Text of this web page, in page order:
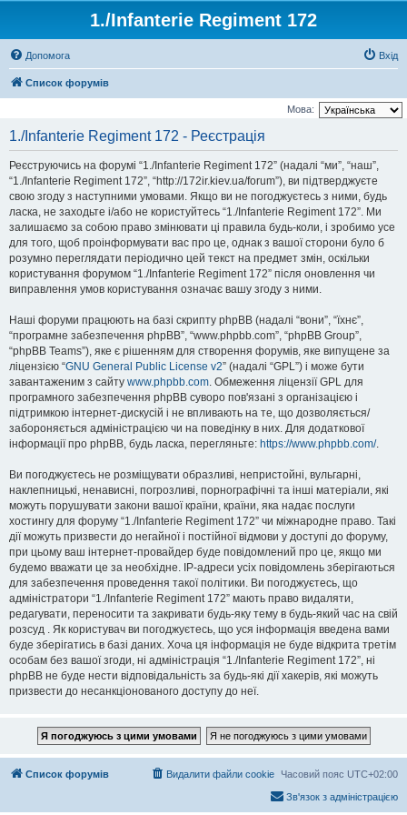
1./Infanterie Regiment 172
Допомога Вхід
Список форумів
Мова:
1./Infanterie Regiment 172 - Реєстрація
Реєструючись на форумі “1./Infanterie Regiment 172” (надалі “ми”, “наш”,
“1./Infanterie Regiment 172”, “http://172ir.kiev.ua/forum”), ви підтверджуєте
свою згоду з наступними умовами. Якщо ви не погоджуєтесь з ними, будь
ласка, не заходьте і/або не користуйтесь “1./Infanterie Regiment 172”. Ми
залишаємо за собою право змінювати ці правила будь-коли, і зробимо усе
для того, щоб проінформувати вас про це, однак з вашої сторони було б
розумно переглядати періодично цей текст на предмет змін, оскільки
користування форумом “1./Infanterie Regiment 172” після оновлення чи
виправлення умов користування означає вашу згоду з ними.
Наші форуми працюють на базі скрипту phpBB (надалі “вони”, “їхнє”,
“програмне забезпечення phpBB”, “www.phpbb.com”, “phpBB Group”,
“phpBB Teams”), яке є рішенням для створення форумів, яке випущене за
ліцензією “GNU General Public License v2” (надалі “GPL”) і може бути
завантаженим з сайту www.phpbb.com. Обмеження ліцензії GPL для
програмного забезпечення phpBB суворо пов'язані з організацією і
підтримкою інтернет-дискусій і не впливають на те, що дозволяється/
забороняється адміністрацією чи на поведінку в них. Для додаткової
інформації про phpBB, будь ласка, перегляньте: https://www.phpbb.com/.
Ви погоджуєтесь не розміщувати образливі, непристойні, вульгарні,
наклепницькі, ненависні, погрозливі, порнографічні та інші матеріали, які
можуть порушувати закони вашої країни, країни, яка надає послуги
хостингу для форуму “1./Infanterie Regiment 172” чи міжнародне право. Такі
дії можуть призвести до негайної і постійної відмови у доступі до форуму,
при цьому ваш інтернет-провайдер буде повідомлений про це, якщо ми
будемо вважати це за необхідне. IP-адреси усіх повідомлень зберігаються
для забезпечення проведення такої політики. Ви погоджуєтесь, що
адміністратори “1./Infanterie Regiment 172” мають право видаляти,
редагувати, переносити та закривати будь-яку тему в будь-який час на свій
розсуд . Як користувач ви погоджуєтесь, що уся інформація введена вами
буде зберігатись в базі даних. Хоча ця інформація не буде відкрита третім
особам без вашої згоди, ні адміністрація “1./Infanterie Regiment 172”, ні
phpBB не буде нести відповідальність за будь-які дії хакерів, які можуть
призвести до несанкціонованого доступу до неї.
Список форумів Часовий пояс UTC+02:00
Видалити файли cookie
Зв'язок з адміністрацією